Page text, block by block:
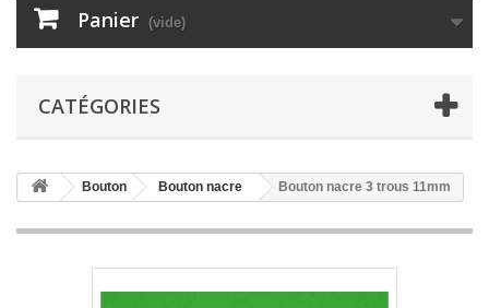
Panier (vide)
CATÉGORIES
Bouton Bouton nacre Bouton nacre 3 trous 11mm